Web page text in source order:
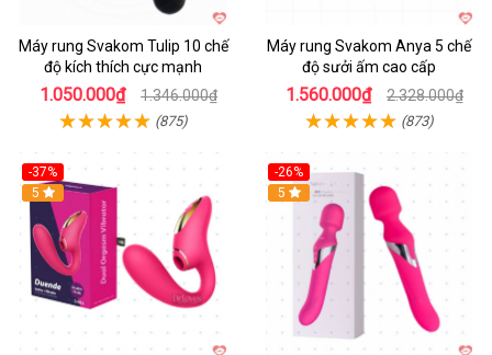
Máy rung Svakom Tulip 10 chế
độ kích thích cực mạnh
1.050.000₫ 1.346.000₫
(875)
Máy rung Svakom Anya 5 chế
độ sưởi ấm cao cấp
1.560.000₫ 2.328.000₫
(873)
-37%
Hot
5
-26%
Hot
5